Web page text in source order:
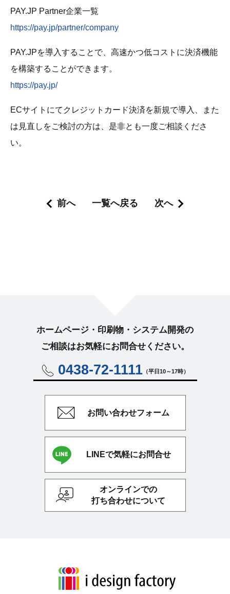
PAY.JP Partner企業一覧
https://pay.jp/partner/company
PAY.JPを導入することで、高速かつ低コストに決済機能
を構築することができます。
https://pay.jp/
ECサイトにてクレジットカード決済を新規で導入、また
は見直しをご検討の方は、是非とも一度ご相談くださ
い。
前へ 一覧へ戻る 次へ
ホームページ・印刷物・システム開発の
ご相談はお気軽にお問合せください。
0438-72-1111 （平日10～17時）
お問い合わせフォーム
LINEで気軽にお問合せ
オンラインでの
打ち合わせについて